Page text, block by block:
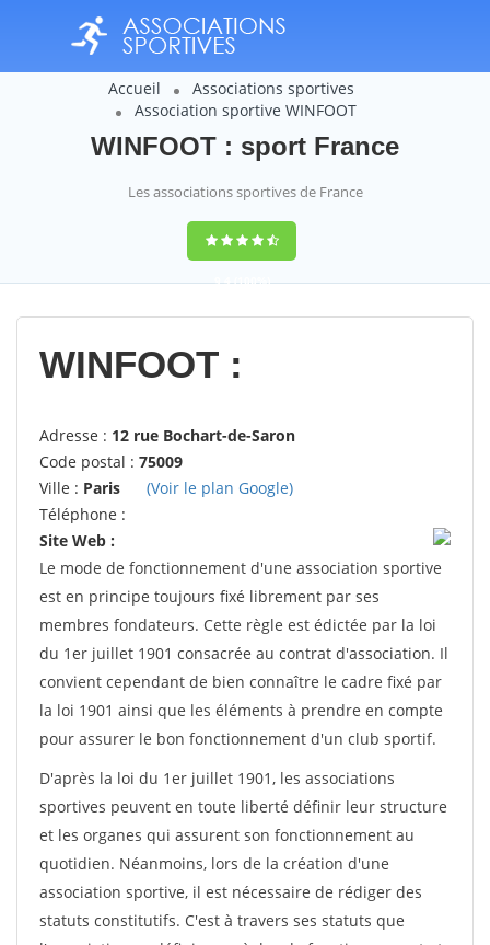
Accueil
Associations sportives
Association sportive WINFOOT
WINFOOT : sport France
Les associations sportives de France
9,4(100%)
14358votes
WINFOOT :
Adresse : 12 rue Bochart-de-Saron
Code postal : 75009
Ville : Paris
(Voir le plan Google)
Téléphone :
Site Web :
Le mode de fonctionnement d'une association sportive
est en principe toujours fixé librement par ses
membres fondateurs. Cette règle est édictée par la loi
du 1er juillet 1901 consacrée au contrat d'association. Il
convient cependant de bien connaître le cadre fixé par
la loi 1901 ainsi que les éléments à prendre en compte
pour assurer le bon fonctionnement d'un club sportif.
D'après la loi du 1er juillet 1901, les associations
sportives peuvent en toute liberté définir leur structure
et les organes qui assurent son fonctionnement au
quotidien. Néanmoins, lors de la création d'une
association sportive, il est nécessaire de rédiger des
statuts constitutifs. C'est à travers ses statuts que